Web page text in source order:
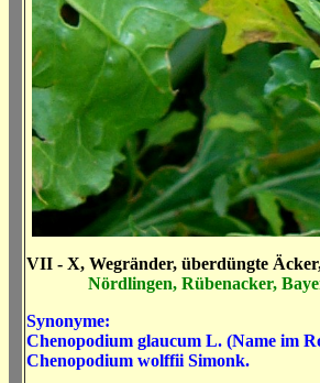
VII - X, Wegränder, überdüngte
Nördlingen, Rübenacker,
Synonyme:
Chenopodium glaucum L. (Name im
Chenopodium wolffii Simonk.